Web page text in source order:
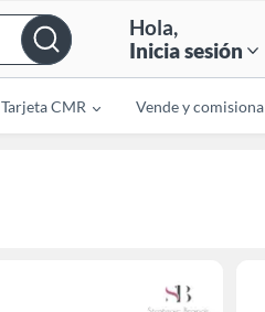
Hola,
Inicia sesión
Tarjeta CMR Vende y comisiona